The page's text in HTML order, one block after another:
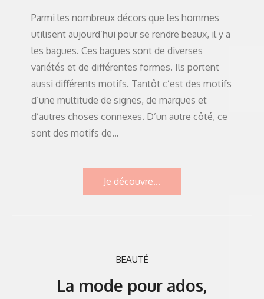
Parmi les nombreux décors que les hommes
utilisent aujourd’hui pour se rendre beaux, il y a
les bagues. Ces bagues sont de diverses
variétés et de différentes formes. Ils portent
aussi différents motifs. Tantôt c’est des motifs
d’une multitude de signes, de marques et
d’autres choses connexes. D’un autre côté, ce
sont des motifs de…
Je découvre...
BEAUTÉ
La mode pour ados,